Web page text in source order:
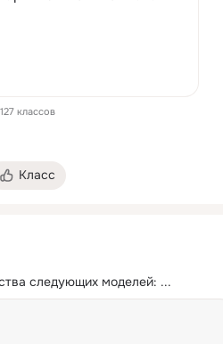
127 классов
Класс
следующих моделей: ...